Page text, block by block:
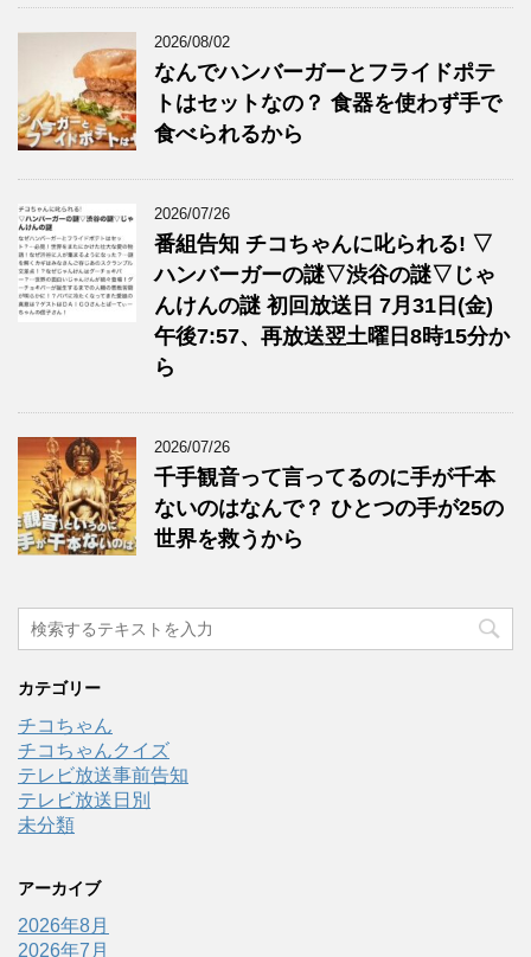
2026/08/02
なんでハンバーガーとフライドポテ
トはセットなの？ 食器を使わず手で
食べられるから
2026/07/26
番組告知 チコちゃんに叱られる! ▽
ハンバーガーの謎▽渋谷の謎▽じゃ
んけんの謎 初回放送日 7月31日(金)
午後7:57、再放送翌土曜日8時15分か
ら
2026/07/26
千手観音って言ってるのに手が千本
ないのはなんで？ ひとつの手が25の
世界を救うから
カテゴリー
チコちゃん
チコちゃんクイズ
テレビ放送事前告知
テレビ放送日別
未分類
アーカイブ
2026年8月
2026年7月